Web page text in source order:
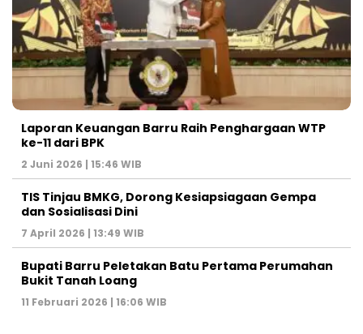
Laporan Keuangan Barru Raih Penghargaan WTP
ke-11 dari BPK
2 Juni 2026 | 15:46 WIB
TIS Tinjau BMKG, Dorong Kesiapsiagaan Gempa
dan Sosialisasi Dini
7 April 2026 | 13:49 WIB
Bupati Barru Peletakan Batu Pertama Perumahan
Bukit Tanah Loang
11 Februari 2026 | 16:06 WIB